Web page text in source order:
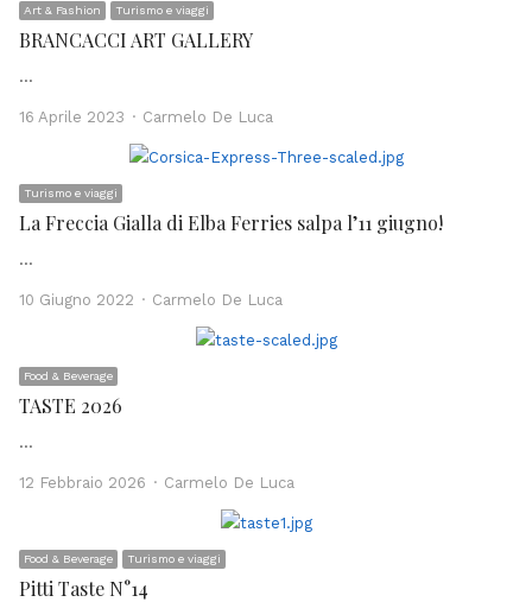
Art & Fashion Turismo e viaggi
BRANCACCI ART GALLERY
…
16 Aprile 2023 Author
Carmelo De Luca
Turismo e viaggi
La Freccia Gialla di Elba Ferries salpa l’11 giugno!
…
10 Giugno 2022 Author
Carmelo De Luca
Food & Beverage
TASTE 2026
…
12 Febbraio 2026 Author
Carmelo De Luca
Food & Beverage Turismo e viaggi
Pitti Taste N°14